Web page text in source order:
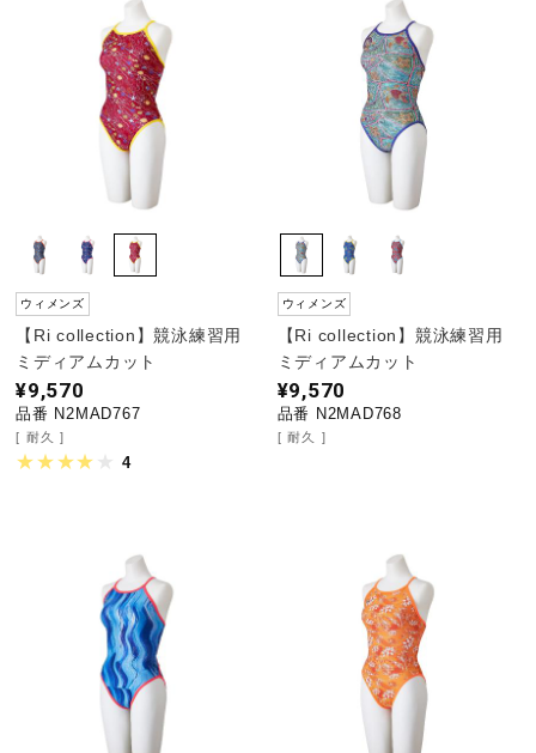
ウィメンズ
【Ri collection】競泳練習用
ミディアムカット
¥9,570
品番 N2MAD767
耐久
4
ウィメンズ
【Ri collection】競泳練習用
ミディアムカット
¥9,570
品番 N2MAD768
耐久